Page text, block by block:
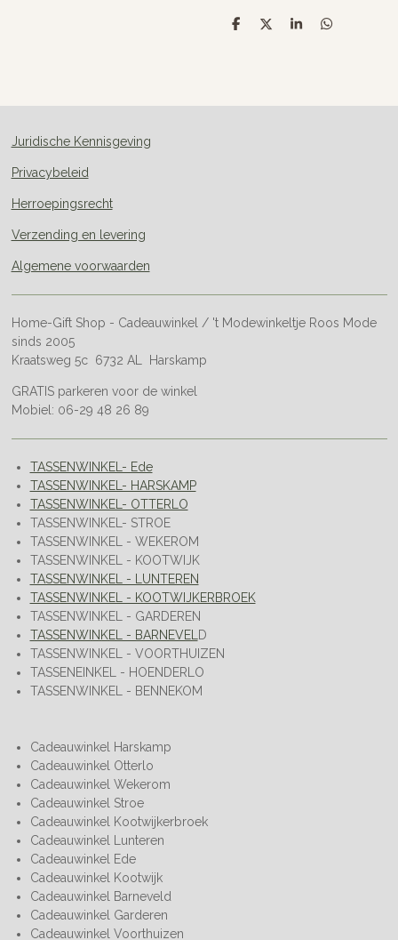
D
D
S
D
Juridische Kennisgeving
Privacybeleid
Herroepingsrecht
Verzending en levering
Algemene voorwaarden
Home-Gift Shop - Cadeauwinkel / 't Modewinkeltje Roos Mode
sinds 2005
Kraatsweg 5c 6732 AL Harskamp
GRATIS parkeren voor de winkel
Mobiel: 06-29 48 26 89
TASSENWINKEL- Ede
TASSENWINKEL- HARSKAMP
TASSENWINKEL- OTTERLO
TASSENWINKEL- STROE
TASSENWINKEL - WEKEROM
TASSENWINKEL - KOOTWIJK
TASSENWINKEL - LUNTEREN
TASSENWINKEL - KOOTWIJKERBROEK
TASSENWINKEL - GARDEREN
TASSENWINKEL - BARNEVEL
D
TASSENWINKEL - VOORTHUIZEN
TASSENEINKEL - HOENDERLO
TASSENWINKEL - BENNEKOM
Cadeauwinkel Harskamp
Cadeauwinkel Otterlo
Cadeauwinkel Wekerom
Cadeauwinkel Stroe
Cadeauwinkel Kootwijkerbroek
Cadeauwinkel Lunteren
Cadeauwinkel Ede
Cadeauwinkel Kootwijk
Cadeauwinkel Barneveld
Cadeauwinkel Garderen
Cadeauwinkel Voorthuizen